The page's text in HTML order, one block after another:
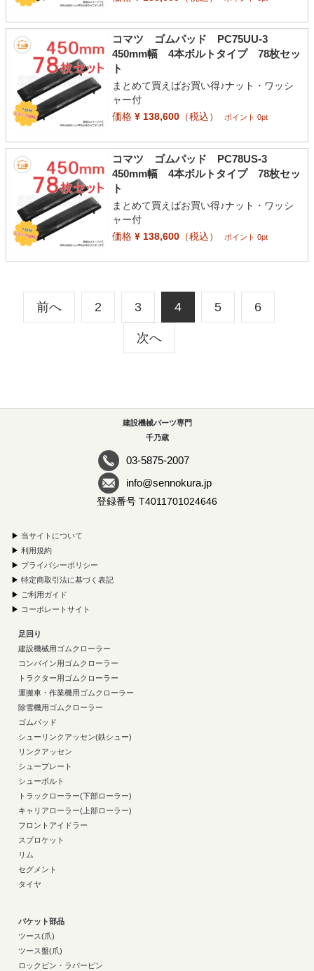
コマツ ゴムパッド PC75UU-3
450mm幅 4本ボルトタイプ 78枚セッ
ト
まとめて買えばお買い得♪ナット・ワッシ
ャー付
価格¥ 138,600（税込） ポイント 0pt
コマツ ゴムパッド PC78US-3
450mm幅 4本ボルトタイプ 78枚セッ
ト
まとめて買えばお買い得♪ナット・ワッシ
ャー付
価格¥ 138,600（税込） ポイント 0pt
前へ 2 3 4 5 6
次へ
建設機械パーツ専門
千乃蔵
03-5875-2007
info@sennokura.jp
登録番号 T4011701024646
▶ 当サイトについて
▶ 利用規約
▶ プライバシーポリシー
▶ 特定商取引法に基づく表記
▶ ご利用ガイド
▶ コーポレートサイト
足回り
建設機械用ゴムクローラー
コンバイン用ゴムクローラー
トラクター用ゴムクローラー
運搬車・作業機用ゴムクローラー
除雪機用ゴムクローラー
ゴムパッド
シューリンクアッセン(鉄シュー)
リンクアッセン
シュープレート
シューボルト
トラックローラー(下部ローラー)
キャリアローラー(上部ローラー)
フロントアイドラー
スプロケット
リム
セグメント
タイヤ
バケット部品
ツース(爪)
ツース盤(爪)
ロックピン・ラバーピン